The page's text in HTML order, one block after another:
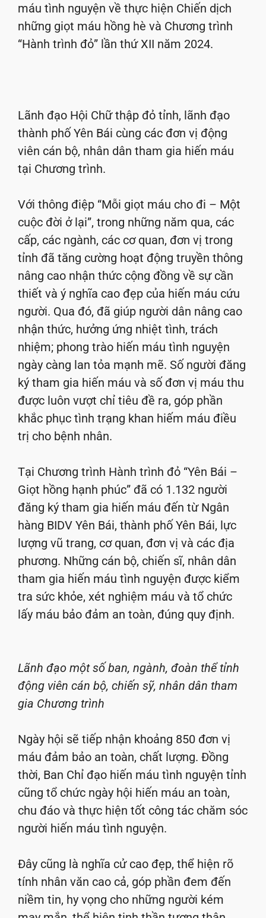
máu tình nguyện về thực hiện Chiến dịch
những giọt máu hồng hè và Chương trình
“Hành trình đỏ” lần thứ XII năm 2024.
Lãnh đạo Hội Chữ thập đỏ tỉnh, lãnh đạo
thành phố Yên Bái cùng các đơn vị động
viên cán bộ, nhân dân tham gia hiến máu
tại Chương trình.
Với thông điệp “Mỗi giọt máu cho đi – Một
cuộc đời ở lại”, trong những năm qua, các
cấp, các ngành, các cơ quan, đơn vị trong
tỉnh đã tăng cường hoạt động truyền thông
nâng cao nhận thức cộng đồng về sự cần
thiết và ý nghĩa cao đẹp của hiến máu cứu
người. Qua đó, đã giúp người dân nâng cao
nhận thức, hưởng ứng nhiệt tình, trách
nhiệm; phong trào hiến máu tình nguyện
ngày càng lan tỏa mạnh mẽ. Số người đăng
ký tham gia hiến máu và số đơn vị máu thu
được luôn vượt chỉ tiêu đề ra, góp phần
khắc phục tình trạng khan hiếm máu điều
trị cho bệnh nhân.
Tại Chương trình Hành trình đỏ “Yên Bái –
Giọt hồng hạnh phúc” đã có 1.132 người
đăng ký tham gia hiến máu đến từ Ngân
hàng BIDV Yên Bái, thành phố Yên Bái, lực
lượng vũ trang, cơ quan, đơn vị và các địa
phương. Những cán bộ, chiến sĩ, nhân dân
tham gia hiến máu tình nguyện được kiểm
tra sức khỏe, xét nghiệm máu và tổ chức
lấy máu bảo đảm an toàn, đúng quy định.
Lãnh đạo một số ban, ngành, đoàn thể tỉnh
động viên cán bộ, chiến sỹ, nhân dân tham
gia Chương trình
Ngày hội sẽ tiếp nhận khoảng 850 đơn vị
máu đảm bảo an toàn, chất lượng. Đồng
thời, Ban Chỉ đạo hiến máu tình nguyện tỉnh
cũng tổ chức ngày hội hiến máu an toàn,
chu đáo và thực hiện tốt công tác chăm sóc
người hiến máu tình nguyện.
Đây cũng là nghĩa cử cao đẹp, thể hiện rõ
tính nhân văn cao cả, góp phần đem đến
niềm tin, hy vọng cho những người kém